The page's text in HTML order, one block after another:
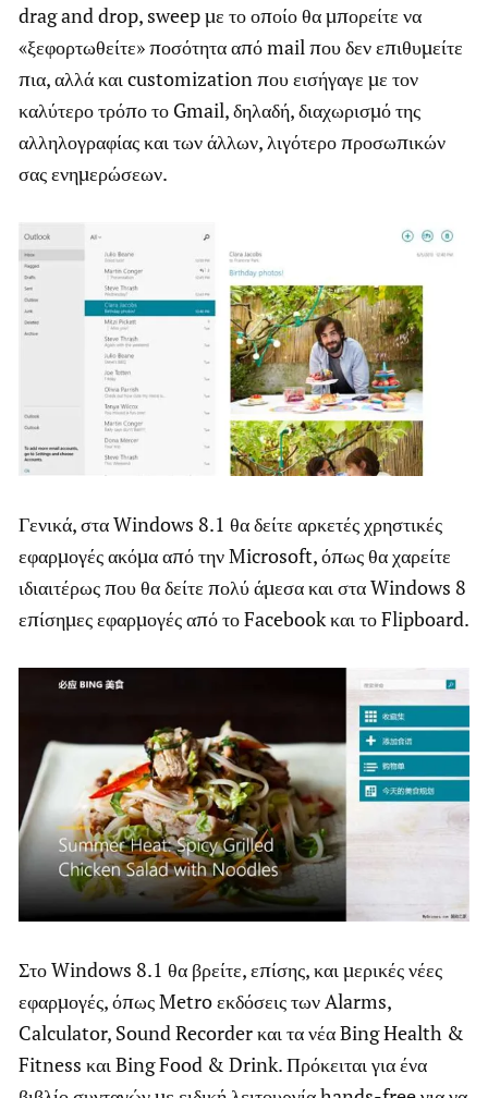
drag and drop, sweep με το οποίο θα μπορείτε να
«ξεφορτωθείτε» ποσότητα από mail που δεν επιθυμείτε
πια, αλλά και customization που εισήγαγε με τον
καλύτερο τρόπο το Gmail, δηλαδή, διαχωρισμό της
αλληλογραφίας και των άλλων, λιγότερο προσωπικών
σας ενημερώσεων.
Γενικά, στα Windows 8.1 θα δείτε αρκετές χρηστικές
εφαρμογές ακόμα από την Microsoft, όπως θα χαρείτε
ιδιαιτέρως που θα δείτε πολύ άμεσα και στα Windows 8
επίσημες εφαρμογές από το Facebook και το Flipboard.
Στο Windows 8.1 θα βρείτε, επίσης, και μερικές νέες
εφαρμογές, όπως Metro εκδόσεις των Alarms,
Calculator, Sound Recorder και τα νέα Bing Health &
Fitness και Bing Food & Drink. Πρόκειται για ένα